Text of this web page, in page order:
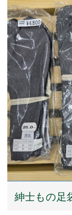
紳士もの足